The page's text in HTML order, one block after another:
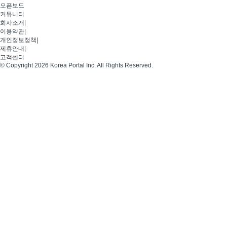
오픈보드
커뮤니티
회사소개
이용약관
개인정보정책
제휴안내
고객센터
© Copyright 2026 Korea Portal Inc. All Rights Reserved.